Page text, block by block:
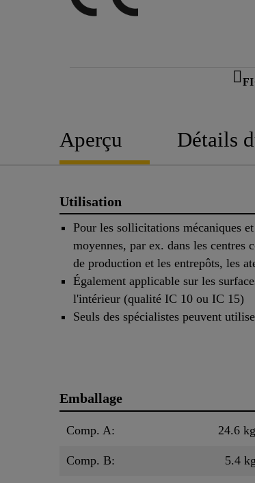
Aperçu Détails
Utilisation
Pour les sollicitations mécaniques
moyennes, par ex. dans les centres
de production et les entrepôts, les
Également applicable sur les
l'intérieur (qualité IC 10 ou IC 15)
Seuls des spécialistes peuvent
Emballage
Comp. A: 24.6 kg
Comp. B: 5.4 kg